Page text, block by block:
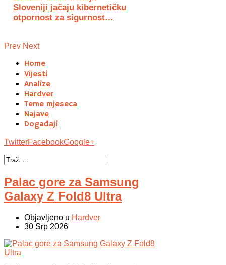
Sloveniji jačaju kibernetičku
otpornost za sigurnost…
Prev Next
Home
Vijesti
Analize
Hardver
Teme mjeseca
Najave
Događaji
TwitterFacebookGoogle+
Palac gore za Samsung
Galaxy Z Fold8 Ultra
Objavljeno u Hardver
30 Srp 2026